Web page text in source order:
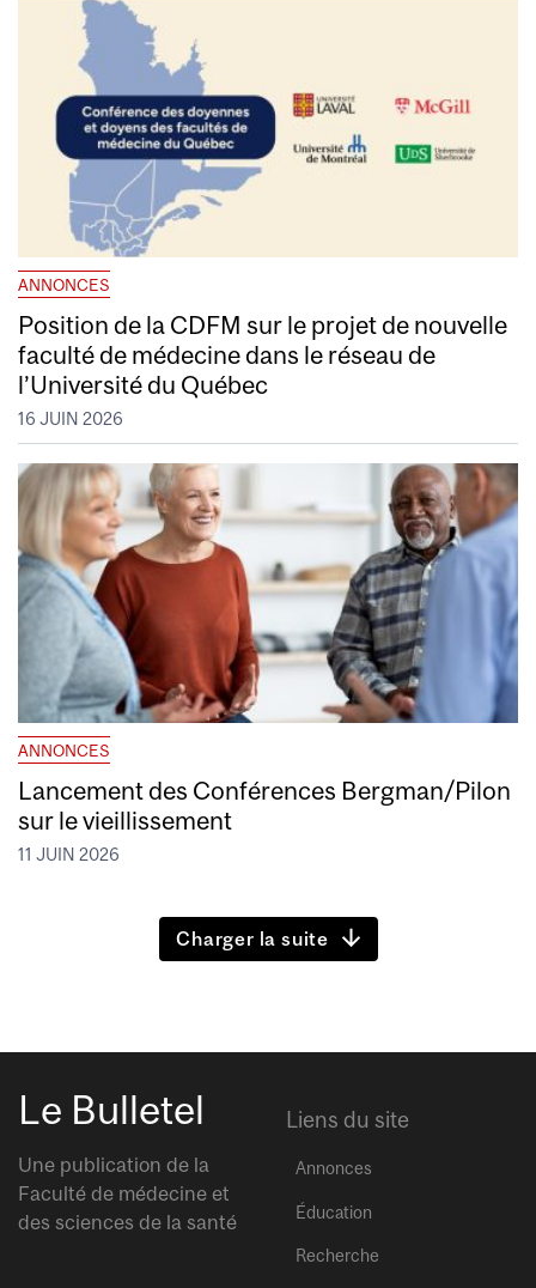
ANNONCES
Position de la CDFM sur le projet de nouvelle
faculté de médecine dans le réseau de
l’Université du Québec
16 JUIN 2026
ANNONCES
Lancement des Conférences Bergman/Pilon
sur le vieillissement
11 JUIN 2026
Charger la suite
Le Bulletel
Une publication de la
Faculté de médecine et
des sciences de la santé
Liens du site
Annonces
Éducation
Recherche